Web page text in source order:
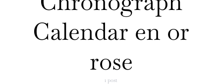
Calendar en or
rose
1 post